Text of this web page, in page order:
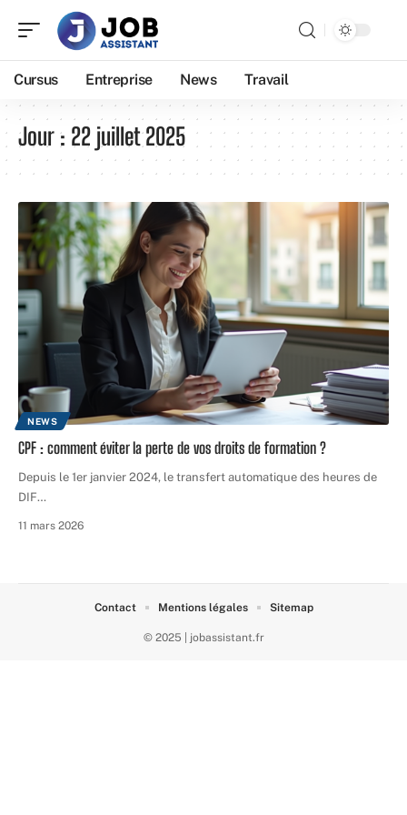
Cursus Entreprise News Travail
Jour : 22 juillet 2025
NEWS
CPF : comment éviter la perte de vos droits de formation ?
Depuis le 1er janvier 2024, le transfert automatique des heures de
DIF…
11 mars 2026
© 2025 | jobassistant.fr
Contact Mentions légales Sitemap